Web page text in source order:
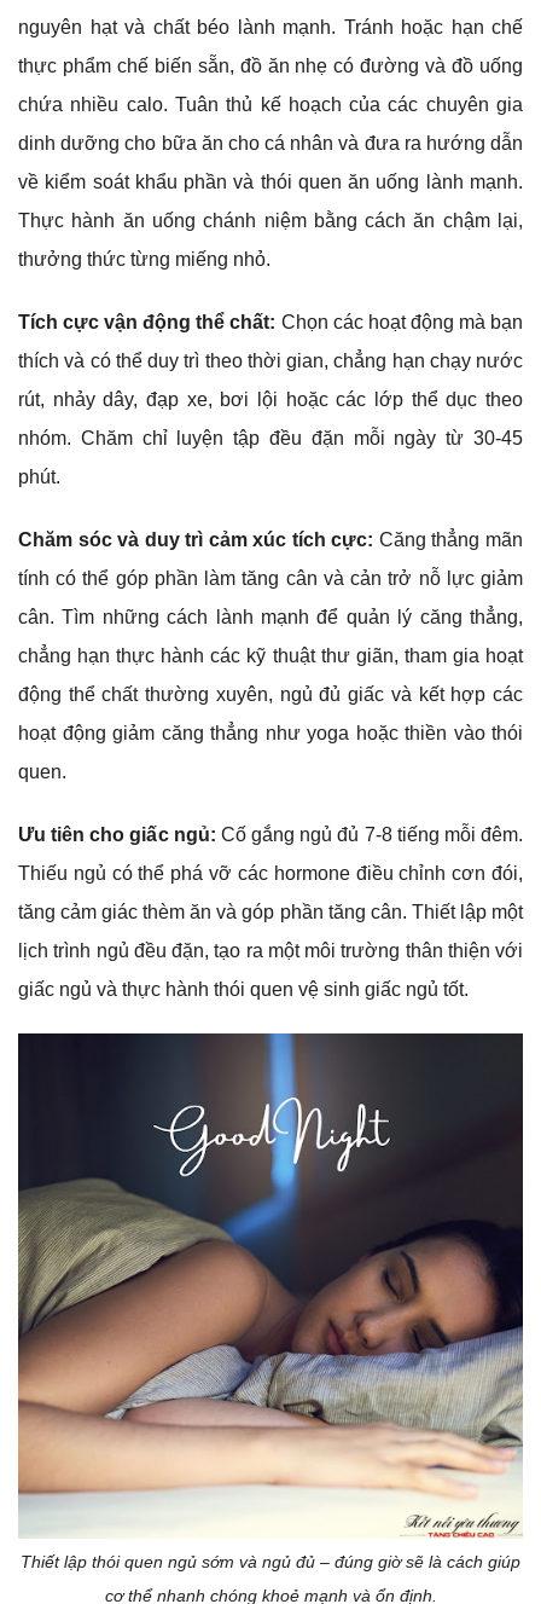
nguyên hạt và chất béo lành mạnh. Tránh hoặc hạn chế
thực phẩm chế biến sẵn, đồ ăn nhẹ có đường và đồ uống
chứa nhiều calo. Tuân thủ kế hoạch của các chuyên gia
dinh dưỡng cho bữa ăn cho cá nhân và đưa ra hướng dẫn
về kiểm soát khẩu phần và thói quen ăn uống lành mạnh.
Thực hành ăn uống chánh niệm bằng cách ăn chậm lại,
thưởng thức từng miếng nhỏ.
Tích cực vận động thể chất: Chọn các hoạt động mà bạn
thích và có thể duy trì theo thời gian, chẳng hạn chạy nước
rút, nhảy dây, đạp xe, bơi lội hoặc các lớp thể dục theo
nhóm. Chăm chỉ luyện tập đều đặn mỗi ngày từ 30-45
phút.
Chăm sóc và duy trì cảm xúc tích cực: Căng thẳng mãn
tính có thể góp phần làm tăng cân và cản trở nỗ lực giảm
cân. Tìm những cách lành mạnh để quản lý căng thẳng,
chẳng hạn thực hành các kỹ thuật thư giãn, tham gia hoạt
động thể chất thường xuyên, ngủ đủ giấc và kết hợp các
hoạt động giảm căng thẳng như yoga hoặc thiền vào thói
quen.
Ưu tiên cho giấc ngủ: Cố gắng ngủ đủ 7-8 tiếng mỗi đêm.
Thiếu ngủ có thể phá vỡ các hormone điều chỉnh cơn đói,
tăng cảm giác thèm ăn và góp phần tăng cân. Thiết lập một
lịch trình ngủ đều đặn, tạo ra một môi trường thân thiện với
giấc ngủ và thực hành thói quen vệ sinh giấc ngủ tốt.
Thiết lập thói quen ngủ sớm và ngủ đủ – đúng giờ sẽ là cách giúp
cơ thể nhanh chóng khoẻ mạnh và ổn định.